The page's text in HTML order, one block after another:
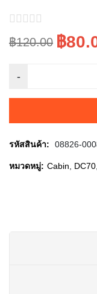
฿120.00
Original
price
was:
฿120.00.
฿
Current
price
is:
฿80.00.
รหัสสินค้า: 08826-
หมวดหมู่: Cabin DC70